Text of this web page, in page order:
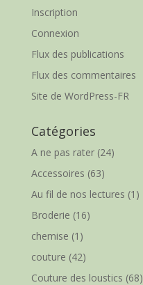
Inscription
Connexion
Flux des publications
Flux des commentaires
Site de WordPress-FR
Catégories
A ne pas rater(24)
Accessoires (63)
Au fil de nos lectures (1)
Broderie (16)
chemise (1)
couture (42)
Couture des loustics (68)